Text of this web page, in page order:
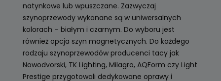
natynkowe lub wpuszczane. Zazwyczaj
szynoprzewody wykonane są w uniwersalnych
kolorach – białym i czarnym. Do wyboru jest
również opcja szyn magnetycznych. Do każdego
rodzaju szynoprzewodów producenci tacy jak
Nowodvorski, TK Lighting, Milagro, AQForm czy Light
Prestige przygotowali dedykowane oprawy i